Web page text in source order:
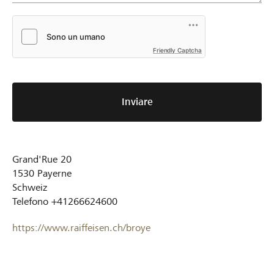
Friendly Captcha
Inviare
Grand'Rue 20
1530 Payerne
Schweiz
Telefono +41266624600
https://www.raiffeisen.ch/broye